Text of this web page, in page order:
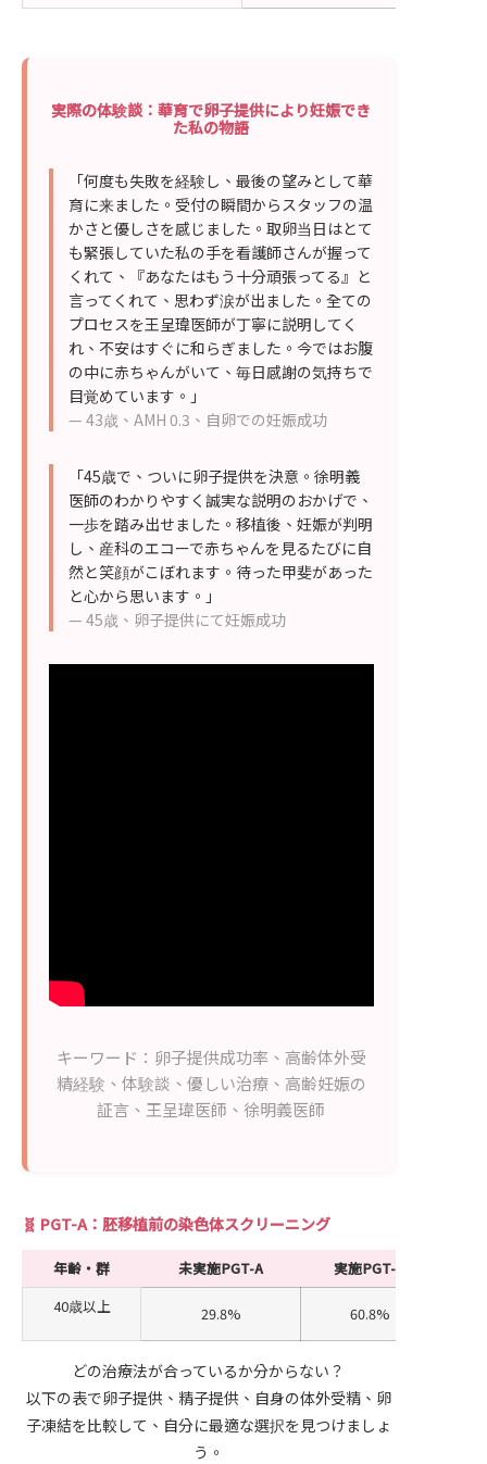
実際の体験談：華育で卵子提供により妊娠でき
た私の物語
「何度も失敗を経験し、最後の望みとして華
育に来ました。受付の瞬間からスタッフの温
かさと優しさを感じました。取卵当日はとて
も緊張していた私の手を看護師さんが握って
くれて、『あなたはもう十分頑張ってる』と
言ってくれて、思わず涙が出ました。全ての
プロセスを王呈瑋医師が丁寧に説明してく
れ、不安はすぐに和らぎました。今ではお腹
の中に赤ちゃんがいて、毎日感謝の気持ちで
目覚めています。」
— 43歳、AMH 0.3、自卵での妊娠成功
「45歳で、ついに卵子提供を決意。徐明義
医師のわかりやすく誠実な説明のおかげで、
一歩を踏み出せました。移植後、妊娠が判明
し、産科のエコーで赤ちゃんを見るたびに自
然と笑顔がこぼれます。待った甲斐があった
と心から思います。」
— 45歳、卵子提供にて妊娠成功
キーワード：卵子提供成功率、高齢体外受
精経験、体験談、優しい治療、高齢妊娠の
証言、王呈瑋医師、徐明義医師
🧬 PGT-A：胚移植前の染色体スクリーニング
年齢・群 未実施PGT-A
実施PGT-A
40歳以上
29.8% 60.8%
どの治療法が合っているか分からない？
以下の表で卵子提供、精子提供、自身の体外受精、卵
子凍結を比較して、自分に最適な選択を見つけましょ
う。